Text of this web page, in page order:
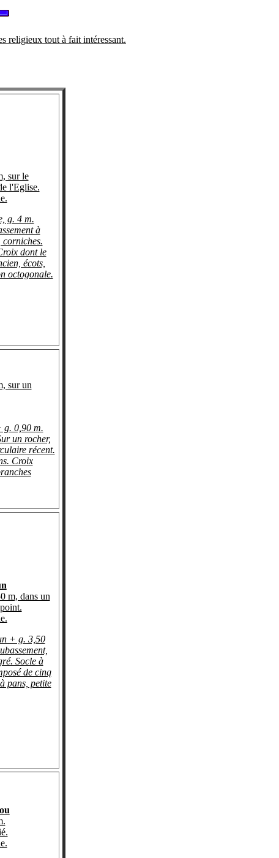
religieux tout à fait intéressant.
sur le
l'Eglise.
g. 4 m.
à
corniches.
dont le
écots,
octogonale.
sur un
g. 0,90 m.
un rocher,
récent.
Croix
m, dans un
+ g. 3,50
Socle à
de cinq
pans, petite